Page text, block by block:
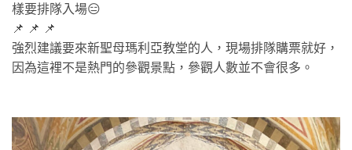
樣要排隊入場😑
📌 📌 📌
強烈建議要來新聖母瑪利亞教堂的人，現場排隊購票就好，
因為這裡不是熱門的參觀景點，參觀人數並不會很多。